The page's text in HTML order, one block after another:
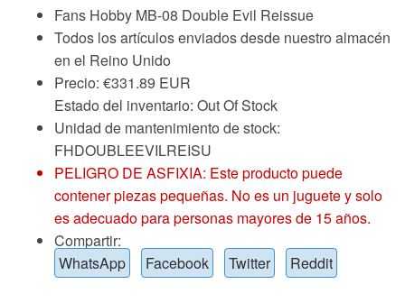
Fans Hobby MB-08 Double Evil Reissue
Todos los artículos enviados desde nuestro almacén
en el Reino Unido
Precio: €331.89 EUR
Estado del inventario: Out Of Stock
Unidad de mantenimiento de stock:
FHDOUBLEEVILREISU
PELIGRO DE ASFIXIA: Este producto puede
contener piezas pequeñas. No es un juguete y solo
es adecuado para personas mayores de 15 años.
Compartir:
WhatsApp
Facebook Twitter Reddit